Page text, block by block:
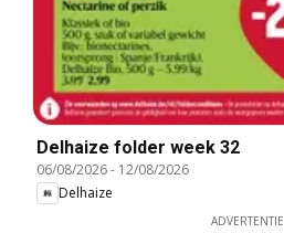
Delhaize folder week 32
06/08/2026- 12/08/2026
Delhaize
ADVERTENTIE